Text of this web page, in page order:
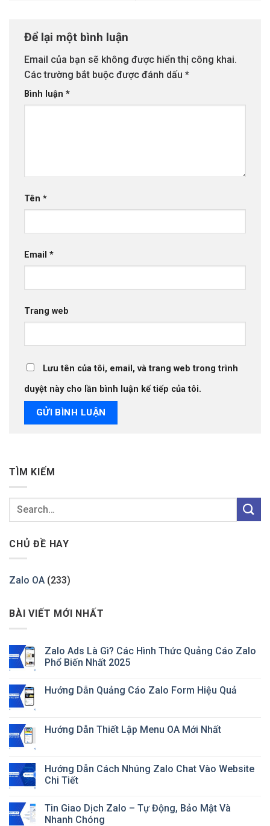
Để lại một bình luận
Email của bạn sẽ không được hiển thị công khai.
Các trường bắt buộc được đánh dấu *
Bình luận *
Tên *
Email *
Trang web
Lưu tên của tôi, email, và trang web trong trình
duyệt này cho lần bình luận kế tiếp của tôi.
TÌM KIẾM
CHỦ ĐỀ HAY
Zalo OA (233)
BÀI VIẾT MỚI NHẤT
Zalo Ads Là Gì? Các Hình Thức Quảng Cáo Zalo
Phổ Biến Nhất 2025
Hướng Dẫn Quảng Cáo Zalo Form Hiệu Quả
Hướng Dẫn Thiết Lập Menu OA Mới Nhất
Hướng Dẫn Cách Nhúng Zalo Chat Vào Website
Chi Tiết
Tin Giao Dịch Zalo – Tự Động, Bảo Mật Và
Nhanh Chóng